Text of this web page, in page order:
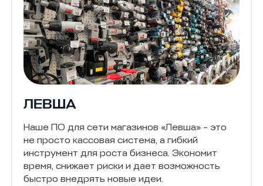
ЛЕВША
Наше ПО для сети магазинов «Левша» – это
не просто кассовая система, а гибкий
инструмент для роста бизнеса. Экономит
время, снижает риски и дает возможность
быстро внедрять новые идеи.